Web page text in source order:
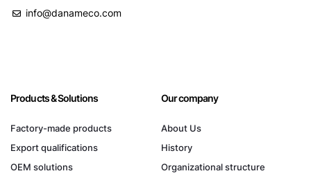
info@danameco.com
Products & Solutions
Factory-made products
Export qualifications
OEM solutions
Our company
About Us
History
Organizational structure